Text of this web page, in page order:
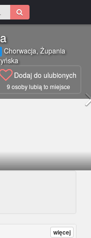
Chorwacja, Żupania
Dodaj do ulubionych
9 osoby lubią to miejsce
więcej